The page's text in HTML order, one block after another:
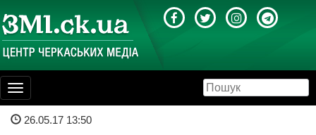
Toggle
navigation
26.05.17 13:50